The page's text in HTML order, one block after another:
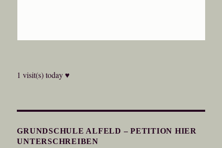
1 visit(s) today ♥
GRUNDSCHULE ALFELD – PETITION HIER
UNTERSCHREIBEN